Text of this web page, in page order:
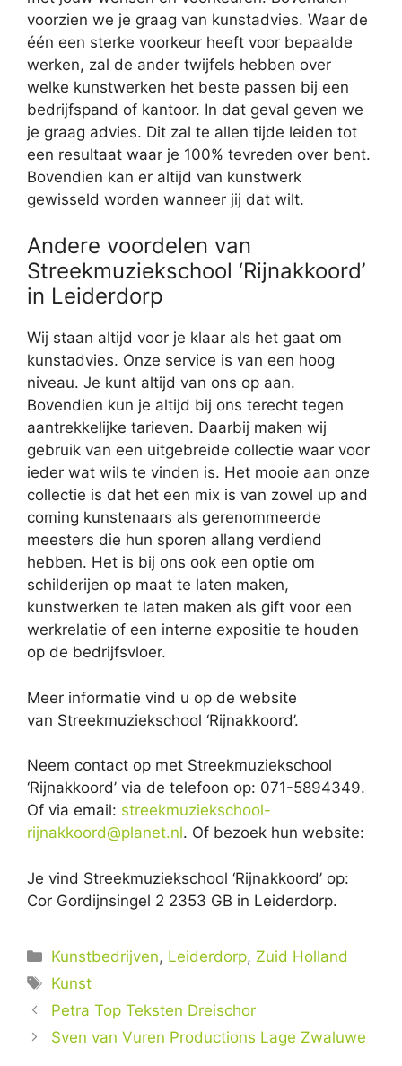
voorzien we je graag van kunstadvies. Waar de
één een sterke voorkeur heeft voor bepaalde
werken, zal de ander twijfels hebben over
welke kunstwerken het beste passen bij een
bedrijfspand of kantoor. In dat geval geven we
je graag advies. Dit zal te allen tijde leiden tot
een resultaat waar je 100% tevreden over bent.
Bovendien kan er altijd van kunstwerk
gewisseld worden wanneer jij dat wilt.
Andere voordelen van
Streekmuziekschool ‘Rijnakkoord’
in Leiderdorp
Wij staan altijd voor je klaar als het gaat om
kunstadvies. Onze service is van een hoog
niveau. Je kunt altijd van ons op aan.
Bovendien kun je altijd bij ons terecht tegen
aantrekkelijke tarieven. Daarbij maken wij
gebruik van een uitgebreide collectie waar voor
ieder wat wils te vinden is. Het mooie aan onze
collectie is dat het een mix is van zowel up and
coming kunstenaars als gerenommeerde
meesters die hun sporen allang verdiend
hebben. Het is bij ons ook een optie om
schilderijen op maat te laten maken,
kunstwerken te laten maken als gift voor een
werkrelatie of een interne expositie te houden
op de bedrijfsvloer.
Meer informatie vind u op de website
van Streekmuziekschool ‘Rijnakkoord’.
Neem contact op met Streekmuziekschool
‘Rijnakkoord’ via de telefoon op: 071-5894349.
Of via email: streekmuziekschool-
rijnakkoord@planet.nl. Of bezoek hun website:
Je vind Streekmuziekschool ‘Rijnakkoord’ op:
Cor Gordijnsingel 2 2353 GB in Leiderdorp.
Categorieën
Kunstbedrijven, Leiderdorp, Zuid Holland
Tags
Kunst
Petra Top Teksten Dreischor
Sven van Vuren Productions Lage Zwaluwe